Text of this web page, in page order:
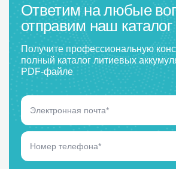
Ответим на любые
отправим наш каталог
Получите профессиональную
полный каталог литиевых
PDF-файле